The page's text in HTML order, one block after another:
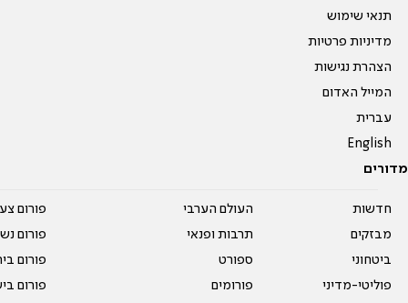
תנאי שימוש
מדיניות פרטיות
הצהרת נגישות
המייל האדום
עברית
English
מדורים
חדשות
מבזקים
ביטחוני
פוליטי-מדיני
העולם הערבי
תרבות ופנאי
ספורט
פורומים
פורום
פורום
פורום
פורום